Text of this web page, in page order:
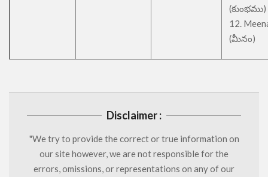
(కుంభము)
12.
(మీనం)
Disclaimer :
"We try to provide the correct or true information on
our site however, we are not responsible for the
errors, omissions, or representations on any of our